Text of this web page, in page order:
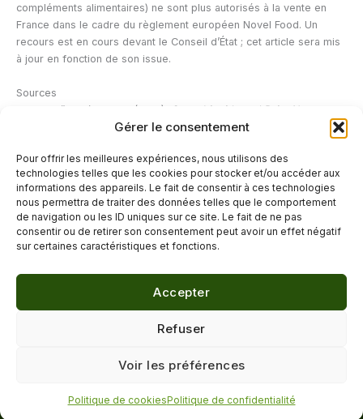
Gérer le consentement
Pour offrir les meilleures expériences, nous utilisons des
technologies telles que les cookies pour stocker et/ou accéder aux
informations des appareils. Le fait de consentir à ces technologies
nous permettra de traiter des données telles que le comportement
de navigation ou les ID uniques sur ce site. Le fait de ne pas
consentir ou de retirer son consentement peut avoir un effet négatif
sur certaines caractéristiques et fonctions.
Accepter
Refuser
Voir les préférences
Politique de cookiesPolitique de confidentialité
compléments alimentaires) ne sont plus autorisés à la vente en
France dans le cadre du règlement européen Novel Food. Un
recours est en cours devant le Conseil d’État ; cet article sera mis
à jour en fonction de son issue.
Sources
Vučković S. et al. (2018).
Cannabinoids and Pain: New
Insights From Old Molecules.Frontiers in Pharmacology,
Inserm.Syndrome de l’intestin irritable.inserm.fr
ANSES.Le CBD (cannabidiol).anses.fr
←Article précédent Article suivant→
Confidentialité·